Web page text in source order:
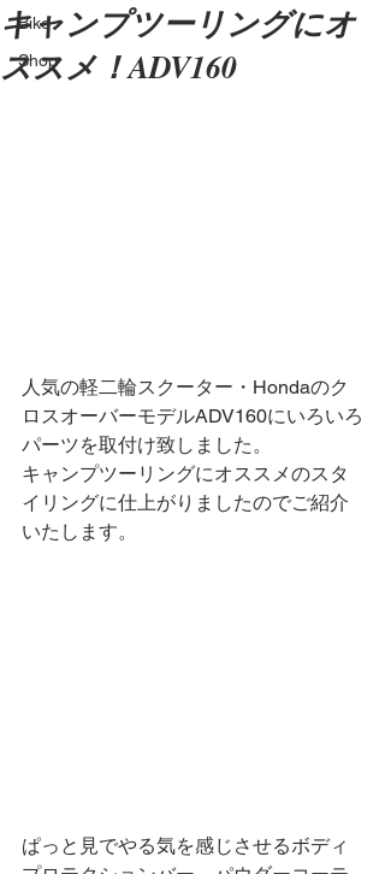
Bike
Shop
キャンプツーリングにオ
ススメ！ADV160
人気の軽二輪スクーター・Hondaのク
ロスオーバーモデルADV160にいろいろ
パーツを取付け致しました。
キャンプツーリングにオススメのスタ
イリングに仕上がりましたのでご紹介
いたします。
ぱっと見でやる気を感じさせるボディ